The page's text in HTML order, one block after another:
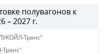
полувагонов к
– 2027 г.
Транс"